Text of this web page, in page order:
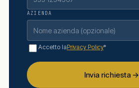
AZIENDA
Accetto laPrivacy Policy*
Invia richiesta →